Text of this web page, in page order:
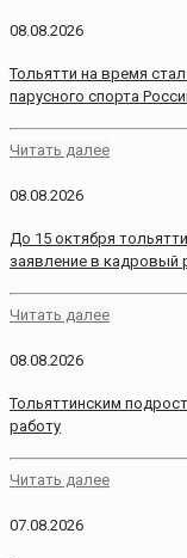
08.08.2026
Тольятти на время
парусного спорта
Читать далее
08.08.2026
До 15 октября
заявление в кадровый
Читать далее
08.08.2026
Тольяттинским
работу
Читать далее
07.08.2026